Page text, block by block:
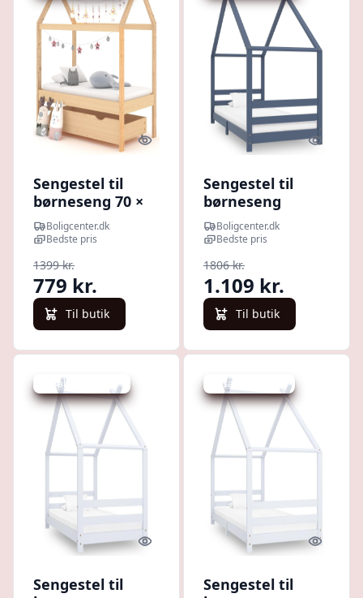
Quick look
Sengestel til
børneseng 70 ×
140 cm med
skuffe - massivt
husdesign
Boligcenter.dk
Bedste pris
1399 kr.
779 kr.
Til butik
Quick
Sengestel til
børneseng
90×200 cm -
massivt
Boligcenter.dk
Bedste pris
1806 kr.
1.109 kr.
Til butik
Udsalg - spar 40 %
Quick look
Sengestel til
Udsalg - spar 1 %
Quick
Sengestel til